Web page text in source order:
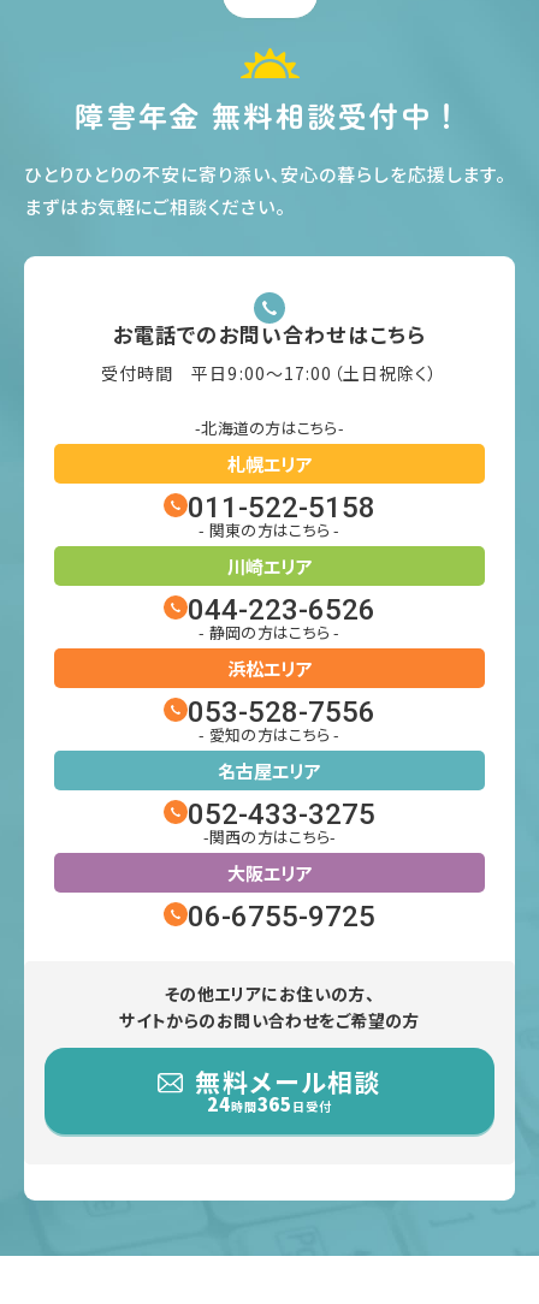
障害年金 無料相談受付中！
ひとりひとりの不安に寄り添い、安心の暮らしを応援します。
まずはお気軽にご相談ください。
お電話でのお問い合わせはこちら
受付時間 平日9:00〜17:00（土日祝除く）
-北海道の方はこちら-
札幌エリア
011-522-5158
- 関東の方はこちら -
川崎エリア
044-223-6526
- 静岡の方はこちら -
浜松エリア
053-528-7556
- 愛知の方はこちら -
名古屋エリア
052-433-3275
-関西の方はこちら-
大阪エリア
06-6755-9725
その他エリアにお住いの方、
サイトからのお問い合わせをご希望の方
無料メール相談
24時間365 日受付